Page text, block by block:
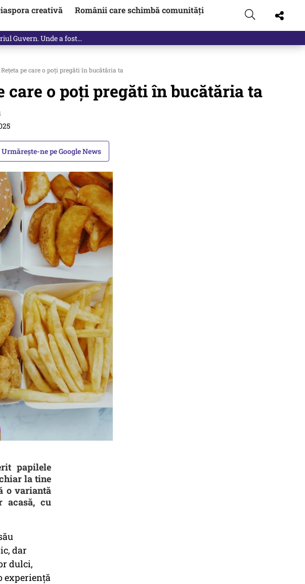
creativă
Românii care schimbă comunități
pe care o poți pregăti în bucătăria ta
care o poți pregăti în bucătăria ta
Urmărește-ne pe Google News
papilele
la tine
o variantă
acasă, cu
dar
dulci,
experiență